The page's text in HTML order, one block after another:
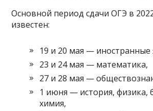
Основной период сдачи ОГЭ в
известен:
19 и 20 мая — иностранные
23 и 24 мая — математика,
27 и 28 мая —
1 июня — история, физика,
химия,